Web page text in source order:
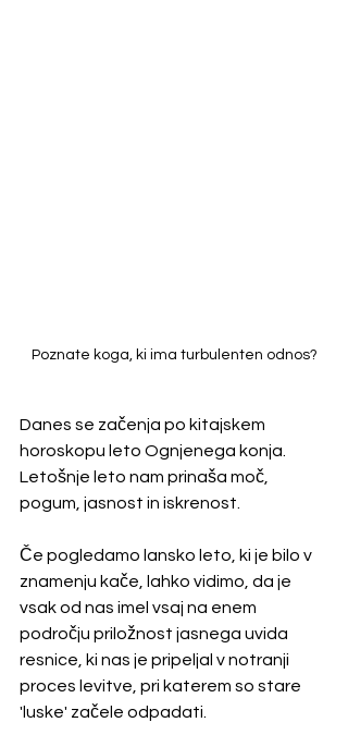
Poznate koga, ki ima turbulenten odnos?
Danes se začenja po kitajskem
horoskopu leto Ognjenega konja.
Letošnje leto nam prinaša moč,
pogum, jasnost in iskrenost.
Če pogledamo lansko leto, ki je bilo v
znamenju kače, lahko vidimo, da je
vsak od nas imel vsaj na enem
področju priložnost jasnega uvida
resnice, ki nas je pripeljal v notranji
proces levitve, pri katerem so stare
'luske' začele odpadati.